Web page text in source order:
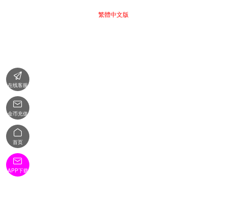
繁體中文版

在线客服

金币充值

首页

APP下载